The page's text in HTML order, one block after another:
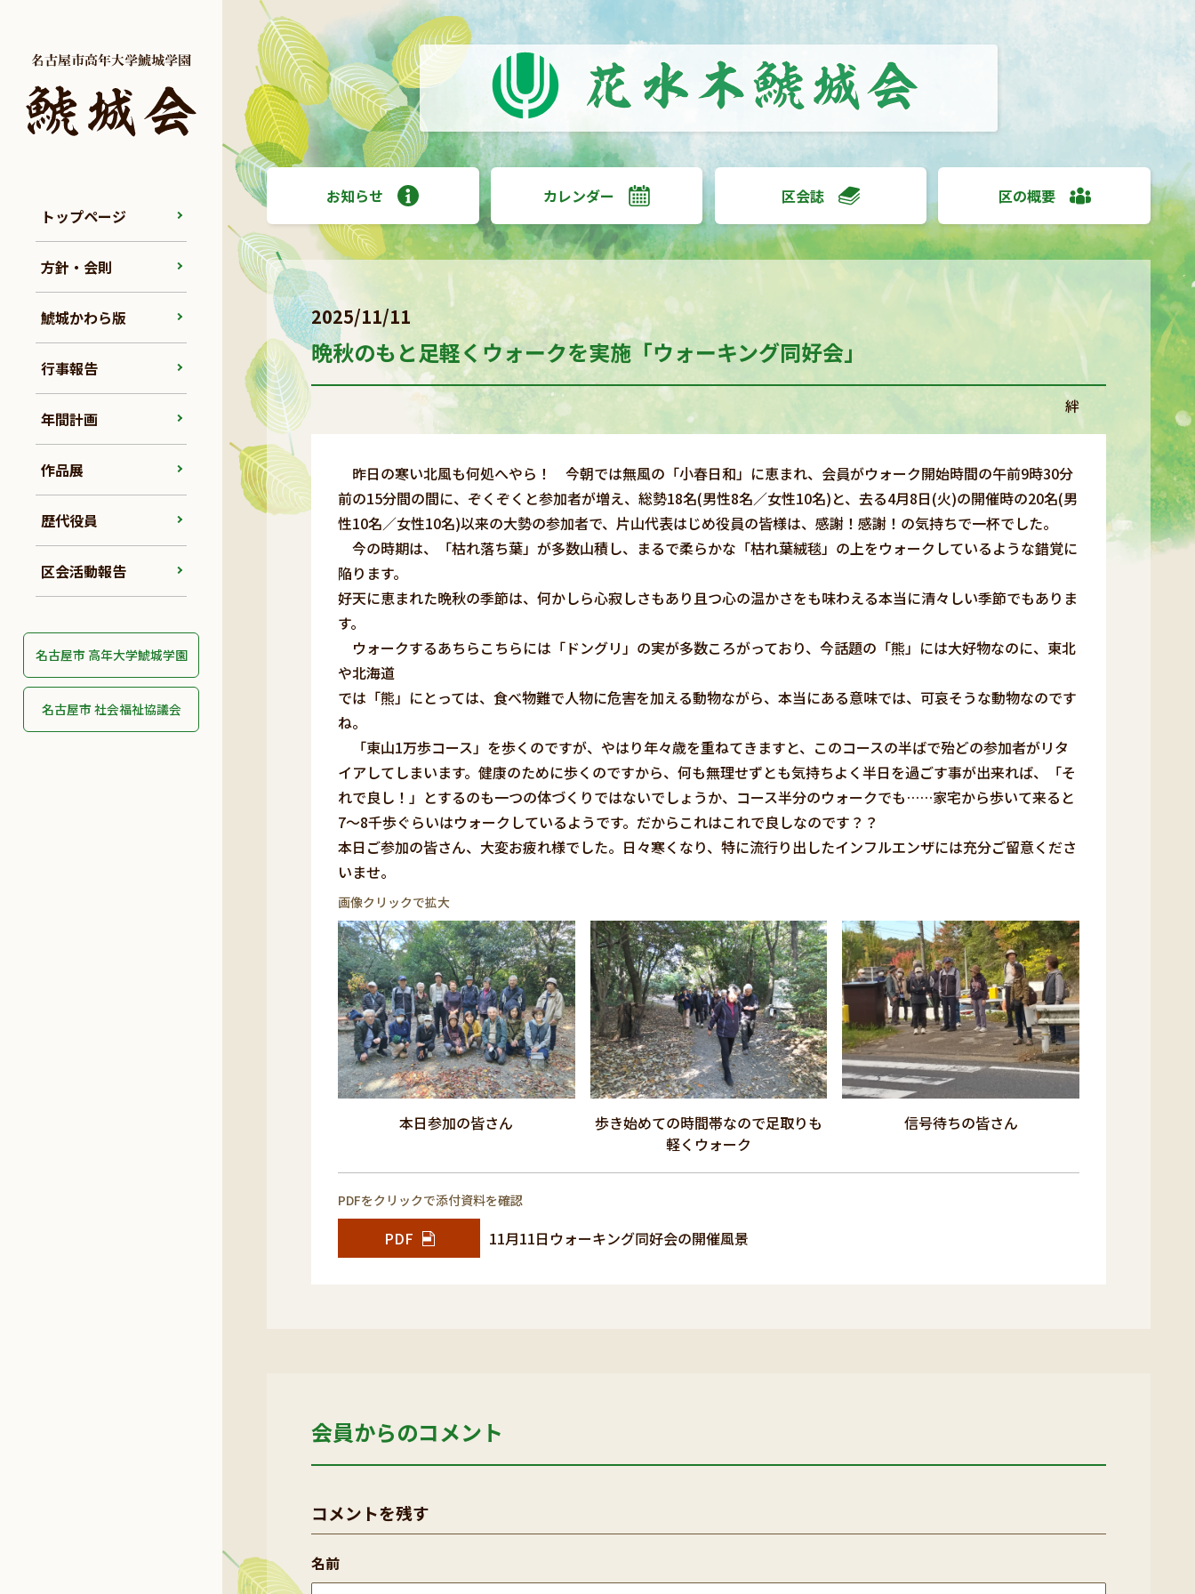
トップページ
方針・会則
鯱城かわら版
行事報告
年間計画
作品展
歴代役員
区会活動報告
名古屋市 高年大学鯱城学園
名古屋市 社会福祉協議会
お知らせ カレンダー 区会誌 区の概要
2025/11/11
晩秋のもと足軽くウォークを実施「ウォーキング同好会」
絆
昨日の寒い北風も何処へやら！ 今朝では無風の「小春日和」に恵まれ、会員がウォーク開始時間の午前9時30分
前の15分間の間に、ぞくぞくと参加者が増え、総勢18名(男性8名／女性10名)と、去る4月8日(火)の開催時の20名(男
性10名／女性10名)以来の大勢の参加者で、片山代表はじめ役員の皆様は、感謝！感謝！の気持ちで一杯でした。
今の時期は、「枯れ落ち葉」が多数山積し、まるで柔らかな「枯れ葉絨毯」の上をウォークしているような錯覚に
陥ります。
好天に恵まれた晩秋の季節は、何かしら心寂しさもあり且つ心の温かさをも味わえる本当に清々しい季節でもありま
す。
ウォークするあちらこちらには「ドングリ」の実が多数ころがっており、今話題の「熊」には大好物なのに、東北
や北海道
では「熊」にとっては、食べ物難で人物に危害を加える動物ながら、本当にある意味では、可哀そうな動物なのです
ね。
「東山1万歩コース」を歩くのですが、やはり年々歳を重ねてきますと、このコースの半ばで殆どの参加者がリタ
イアしてしまいます。健康のために歩くのですから、何も無理せずとも気持ちよく半日を過ごす事が出来れば、「そ
れで良し！」とするのも一つの体づくりではないでしょうか、コース半分のウォークでも……家宅から歩いて来ると
7～8千歩ぐらいはウォークしているようです。だからこれはこれで良しなのです？？
本日ご参加の皆さん、大変お疲れ様でした。日々寒くなり、特に流行り出したインフルエンザには充分ご留意くださ
いませ。
画像クリックで拡大
本日参加の皆さん
歩き始めての時間帯なので足取りも
軽くウォーク
信号待ちの皆さん
PDFをクリックで添付資料を確認
PDF 11月11日ウォーキング同好会の開催風景
会員からのコメント
コメントを残す
名前